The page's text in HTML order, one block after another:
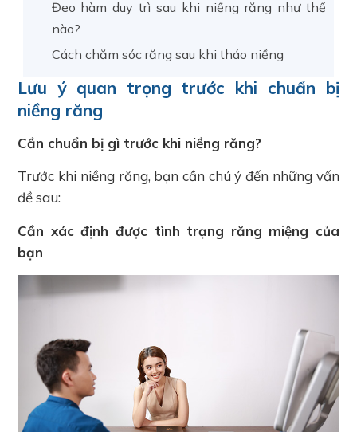
Đeo hàm duy trì sau khi niềng răng như thế
nào?
Cách chăm sóc răng sau khi tháo niềng
Lưu ý quan trọng trước khi chuẩn bị
niềng răng
Cần chuẩn bị gì trước khi niềng răng?
Trước khi niềng răng, bạn cần chú ý đến những vấn
đề sau:
Cần xác định được tình trạng răng miệng của
bạn